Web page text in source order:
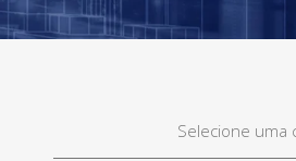
Selecione uma